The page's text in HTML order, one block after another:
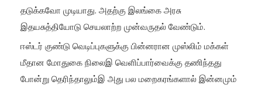
தடுக்கவோ முடியாது. அதற்கு இலங்கை அரசு
இதயசுத்தியோடு செயலாற்ற முன்வருதல் வேண்டும்.
ஈஸ்டர் குண்டு வெடிப்புகளுக்கு பின்னரான முஸ்லிம் மக்கள்
மீதான மோதுகை நிலைஇ வெளிப்பார்வைக்கு தணிந்தது
போன்று தெரிந்தாலும்இ அது பல மறைகரங்களால் இன்னமும்